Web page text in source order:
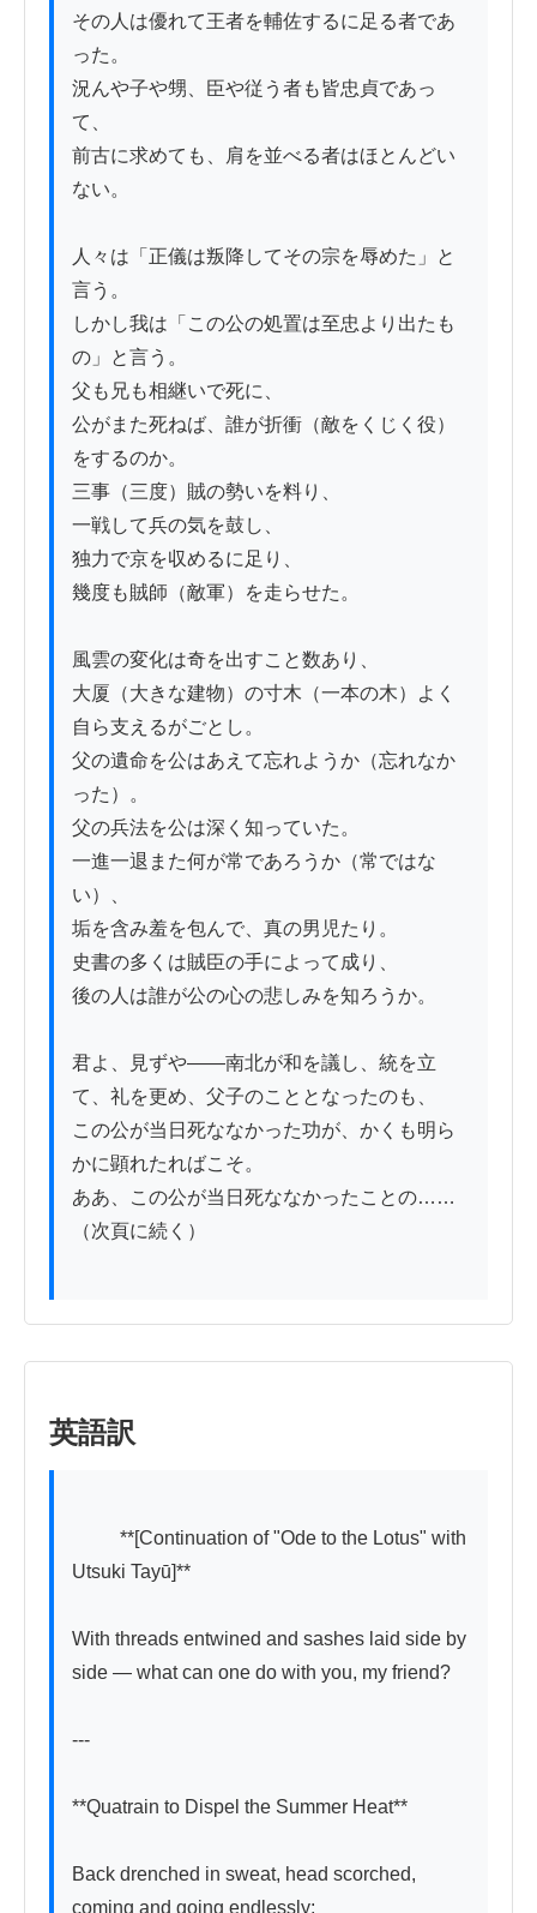
その人は優れて王者を輔佐するに足る者であ
った。
況んや子や甥、臣や従う者も皆忠貞であっ
て、
前古に求めても、肩を並べる者はほとんどい
ない。
人々は「正儀は叛降してその宗を辱めた」と
言う。
しかし我は「この公の処置は至忠より出たも
の」と言う。
父も兄も相継いで死に、
公がまた死ねば、誰が折衝（敵をくじく役）
をするのか。
三事（三度）賊の勢いを料り、
一戦して兵の気を鼓し、
独力で京を収めるに足り、
幾度も賊師（敵軍）を走らせた。
風雲の変化は奇を出すこと数あり、
大厦（大きな建物）の寸木（一本の木）よく
自ら支えるがごとし。
父の遺命を公はあえて忘れようか（忘れなか
った）。
父の兵法を公は深く知っていた。
一進一退また何が常であろうか（常ではな
い）、
垢を含み羞を包んで、真の男児たり。
史書の多くは賊臣の手によって成り、
後の人は誰が公の心の悲しみを知ろうか。
君よ、見ずや——南北が和を議し、統を立
て、礼を更め、父子のこととなったのも、
この公が当日死ななかった功が、かくも明ら
かに顕れたればこそ。
ああ、この公が当日死ななかったことの……
（次頁に続く）
英語訳
Utsuki Tayū]**
With threads entwined and sashes laid side by
side — what can one do with you, my friend?
---
**Quatrain to Dispel the Summer Heat**
Back drenched in sweat, head scorched,
coming and going endlessly;